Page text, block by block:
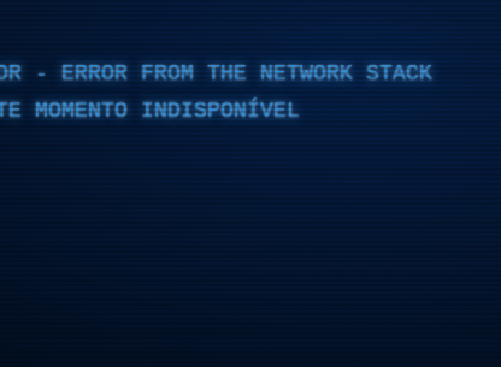
- ERROR FROM THE NETWORK STACK
MOMENTO INDISPONÍVEL